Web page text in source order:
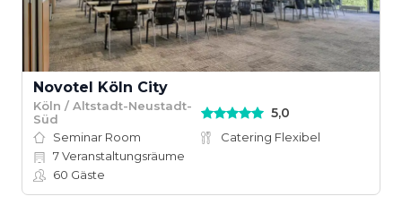
Novotel Köln City
Köln / Altstadt-Neustadt-
Süd
5,0
Seminar Room
Catering Flexibel
7Veranstaltungsräume
60 Gäste